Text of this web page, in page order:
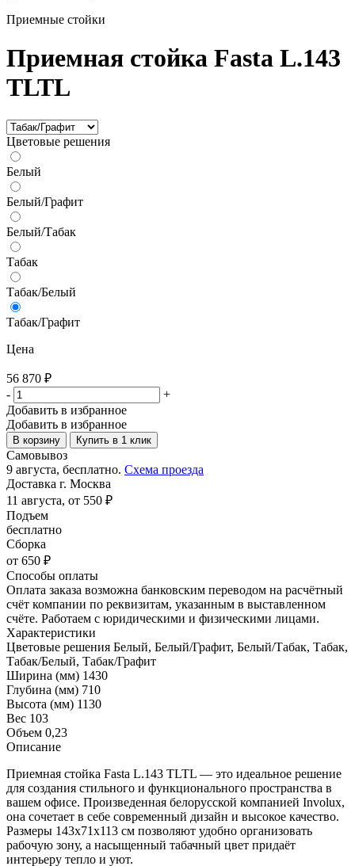
Приемные стойки
Приемная стойка Fasta L.143
TLTL
Цветовые решения
Белый
Белый/Графит
Белый/Табак
Табак
Табак/Белый
Табак/Графит
Цена
56 870 ₽
-
+
Добавить в избранное
Добавить в избранное
В корзину Купить в 1 клик
Самовывоз
9 августа, бесплатно. Схема проезда
Доставка г. Москва
11 августа, от 550 ₽
Подъем
бесплатно
Сборка
от 650 ₽
Способы оплаты
Оплата заказа возможна банковским переводом на расчётный
счёт компании по реквизитам, указанным в выставленном
счёте. Работаем с юридическими и физическими лицами.
Характеристики
Цветовые решения Белый, Белый/Графит, Белый/Табак, Табак,
Табак/Белый, Табак/Графит
Ширина (мм) 1430
Глубина (мм) 710
Высота (мм) 1130
Вес 103
Объем 0,23
Описание
Приемная стойка Fasta L.143 TLTL — это идеальное решение
для создания стильного и функционального пространства в
вашем офисе. Произведенная белорусской компанией Involux,
она сочетает в себе современный дизайн и высокое качество.
Размеры 143х71х113 см позволяют удобно организовать
рабочую зону, а насыщенный табачный цвет придаёт
интерьеру тепло и уют.